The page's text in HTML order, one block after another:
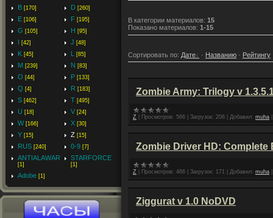
B [170] D [260]
E [106] F [195]
G [105] H [95]
I [42] J [48]
K [45] L [85]
M [239] N [83]
O [44] P [133]
Q [4] R [183]
S [462] T [495]
U [18] V [24]
W [166] X [30]
Y [15] Z [15]
RUS [240] 0-9 [7]
ANTIALAWAR
[1]
STARFORCE
[1]
Adobe [1]
В категории материалов: 15
Показано материалов: 1-15
Сортировать по: Дате · Названию · Рейтингу
Zombie Army: Trilogy v
Z Просмотров: 566 Загрузок: 206 Добавил: muha
Zombie Driver HD: Complete
Z Просмотров: 466 Загрузок: 171 Добавил: muha
Ziggurat v 1.0 NoDVD